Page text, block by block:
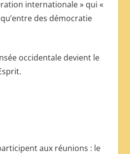
internationale » qui «
des démocratie
occidentale devient le
aux réunions : le